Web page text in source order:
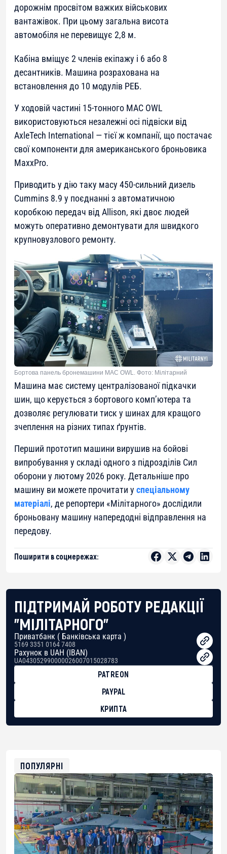
дорожнім просвітом важких військових
вантажівок. При цьому загальна висота
автомобіля не перевищує 2,8 м.
Кабіна вміщує 2 членів екіпажу і 6 або 8
десантників. Машина розрахована на
встановлення до 10 модулів РЕБ.
У ходовій частині 15-тонного MAC OWL
використовуються незалежні осі підвіски від
AxleTech International — тієї ж компанії, що постачає
свої компоненти для американського броньовика
MaxxPro.
Приводить у дію таку масу 450-сильний дизель
Cummins 8.9 у поєднанні з автоматичною
коробкою передач від Allison, які двоє людей
можуть оперативно демонтувати для швидкого
крупновузлового ремонту.
Бортова панель бронемашини MAC OWL. Фото: Мілітарний
Машина має систему централізованої підкачки
шин, що керується з бортового комп’ютера та
дозволяє регулювати тиск у шинах для кращого
зчеплення на різних типах ґрунтів.
Перший прототип машини вирушив на бойові
випробування у складі одного з підрозділів Сил
оборони у лютому 2026 року. Детальніше про
машину ви можете прочитати у спеціальному
матеріалі, де репортери «Мілітарного» дослідили
броньовану машину напередодні відправлення на
передову.
Поширити в соцмережах:
ПІДТРИМАЙ РОБОТУ РЕДАКЦІЇ
"МІЛІТАРНОГО"
Приватбанк ( Банківська карта )
5169 3351 0164 7408
Рахунок в UAH (IBAN)
UA043052990000026007015028783
PATREON
PAYPAL
КРИПТА
0xfD02863D3289416fcF50975c9DFda13623f97758
ПОПУЛЯРНІ